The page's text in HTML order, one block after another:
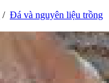
/ Đá và nguyên liệu trồng